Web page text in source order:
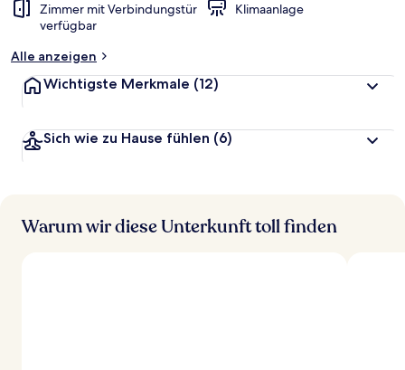
Zimmer mit Verbindungstür
verfügbar
Klimaanlage
Alle anzeigen
Wichtigste Merkmale (12)
Sich wie zu Hause fühlen (6)
Warum wir diese Unterkunft toll finden